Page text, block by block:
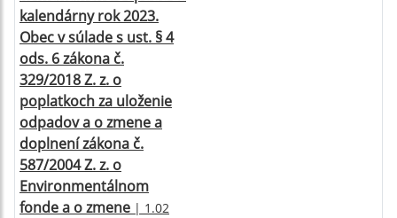
kalendárny rok 2023.
Obec v súlade s ust. § 4
ods. 6 zákona č.
329/2018 Z. z. o
poplatkoch za uloženie
odpadov a o zmene a
doplnení zákona č.
587/2004 Z. z. o
Environmentálnom
fonde a o zmene | 1.02